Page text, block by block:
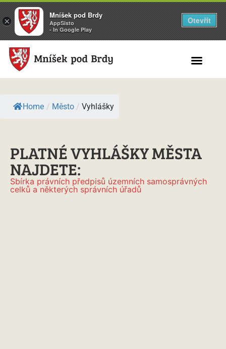
Home / Město / Vyhlášky
PLATNÉ VYHLÁŠKY MĚSTA
NAJDETE:
Sbírka právních předpisů územních samosprávných
celků a některých správních úřadů
×
Mníšek pod Brdy
AppSisto
- In Google Play
Otevřít